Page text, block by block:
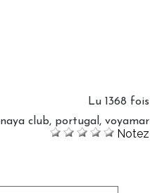
Lu 1368 fois
naya club, portugal , voyamar
Notez